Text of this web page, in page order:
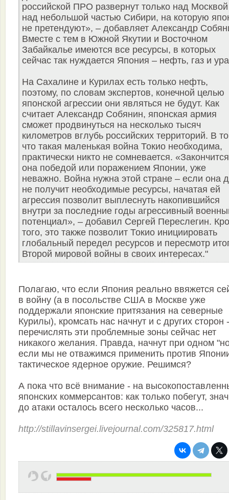
российской ПРО развернут только над
над небольшой частью Сибири, на которую
не претендуют», – добавляет Александр
Вместе с тем в Южной Якутии и Восточном
Забайкалье имеются все ресурсы, в которых
сейчас так нуждается Япония – нефть, газ и
На Сахалине и Курилах есть только нефть,
поэтому, по словам экспертов, конечной целью
японской агрессии они являться не будут. Как
считает Александр Собянин, японская армия
сможет продвинуться на несколько тысяч
километров вглубь российских территорий. В
что такая маленькая война Токио необходима,
практически никто не сомневается.
она победой или поражением Японии, уже
неважно. Война нужна этой стране – если она
не получит необходимые ресурсы, начатая ей
агрессия позволит выплеснуть накопившийся
внутри за последние годы агрессивный
потенциал», – добавил Сергей Переслегин.
того, это также позволит Токио инициировать
глобальный передел ресурсов и пересмотр
Второй мировой войны в своих интересах."
Полагаю, что если Япония реально ввяжется
в войну (а в посольстве США в Москве уже
поддержали японские притязания на северные
Курилы), кромсать нас начнут и с других сторон -
перечислять эти проблемные зоны сейчас нет
никакого желания. Правда, начнут при одном
если мы не отважимся применить против
тактическое ядерное оружие. Решимся?
А пока что всё внимание - на
японских коммерсантов: как только побегут,
до атаки осталось всего несколько часов...
http://stillavinsergei.livejournal.com/325817.html